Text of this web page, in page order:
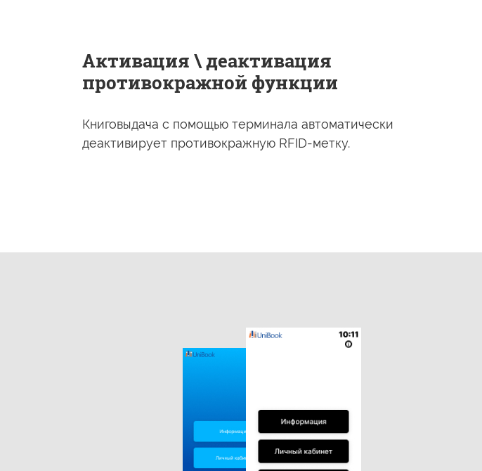
Активация \ деактивация
противокражной функции
Книговыдача с помощью терминала автоматически
деактивирует противокражную RFID-метку.